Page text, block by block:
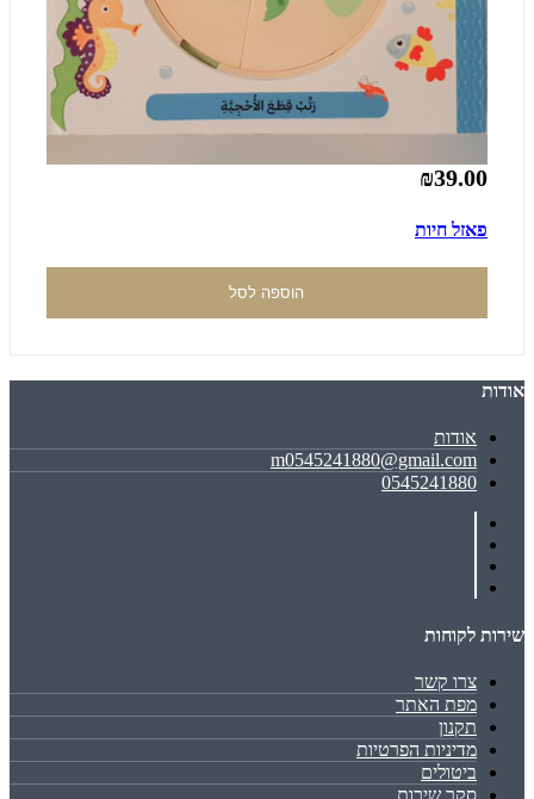
₪39.00
פאזל חיות
הוספה לסל
אודות
אודות
m0545241880@gmail.com
0545241880
שירות לקוחות
צרו קשר
מפת האתר
תקנון
מדיניות הפרטיות
ביטולים
סקר שירות